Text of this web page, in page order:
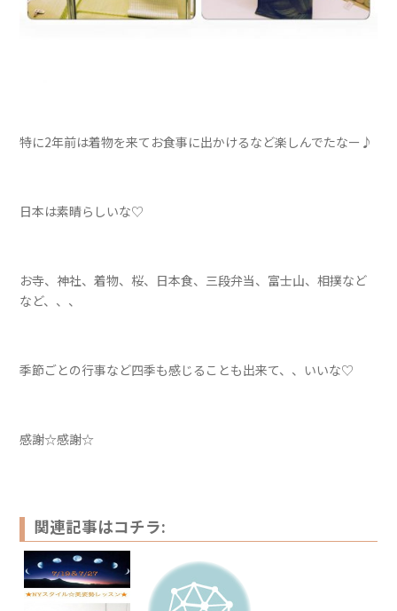
特に2年前は着物を来てお食事に出かけるなど楽しんでたなー♪
日本は素晴らしいな♡
お寺、神社、着物、桜、日本食、三段弁当、富士山、相撲など
など、、、
季節ごとの行事など四季も感じることも出来て、、いいな♡
感謝☆感謝☆
関連記事はコチラ: